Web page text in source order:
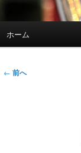
ホーム
投
← 前へ